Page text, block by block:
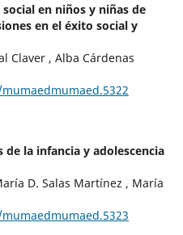
en niños y niñas de
en el éxito social y
Claver , Alba Cárdenas
de la infancia y adolescencia
D. Salas Martínez , María